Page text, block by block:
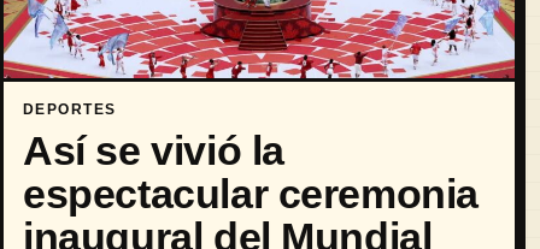
DEPORTES
Así se vivió la
espectacular ceremonia
inaugural del Mundial